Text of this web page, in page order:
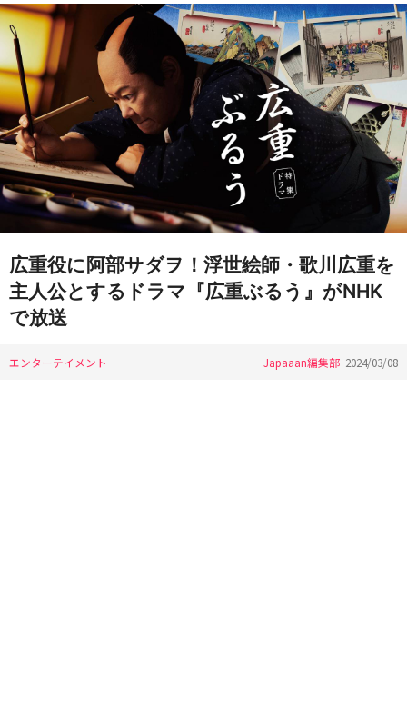
広重役に阿部サダヲ！浮世絵師・歌川広重を
主人公とするドラマ『広重ぶるう』がNHK
で放送
エンターテイメント Japaaan編集部 2024/03/08